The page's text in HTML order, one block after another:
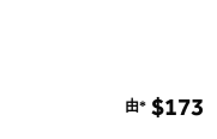
由* $173